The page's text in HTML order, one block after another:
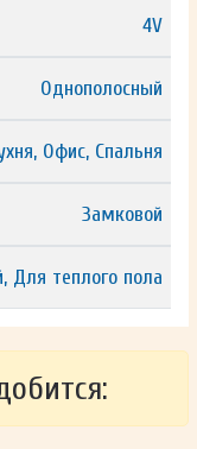
4V
Однополосный
Офис, Спальня
Замковой
Для теплого пола